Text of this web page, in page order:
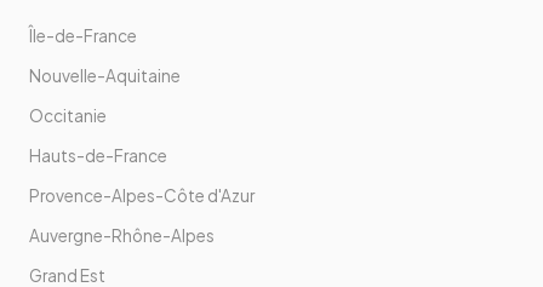
Île-de-France
Nouvelle-Aquitaine
Occitanie
Hauts-de-France
Provence-Alpes-Côte d'Azur
Auvergne-Rhône-Alpes
Grand Est